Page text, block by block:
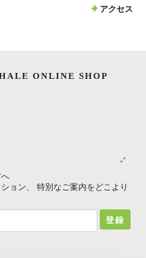
アクセス
ONLINE SHOP
ョン、 特別なご案内をどこより
登録